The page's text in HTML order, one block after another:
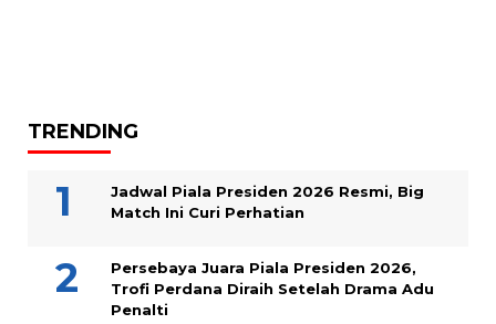
TRENDING
Jadwal Piala Presiden 2026 Resmi, Big
Match Ini Curi Perhatian
Persebaya Juara Piala Presiden 2026,
Trofi Perdana Diraih Setelah Drama Adu
Penalti